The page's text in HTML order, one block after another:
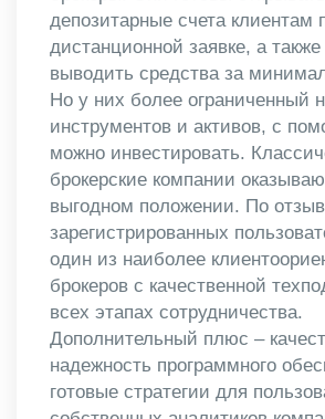
депозитарные счета клиентам
дистанционной заявке, а
выводить средства за
Но у них более ограниченный
инструментов и активов, с
можно инвестировать.
брокерские компании
выгодном положении. По
зарегистрированных
один из наиболее
брокеров с качественной
всех этапах сотрудничества.
Дополнительный плюс –
надежность программного
готовые стратегии для